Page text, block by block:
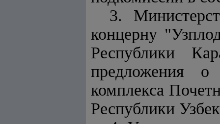
3.
концерну
Республики
предложения о
комплекса
Республики